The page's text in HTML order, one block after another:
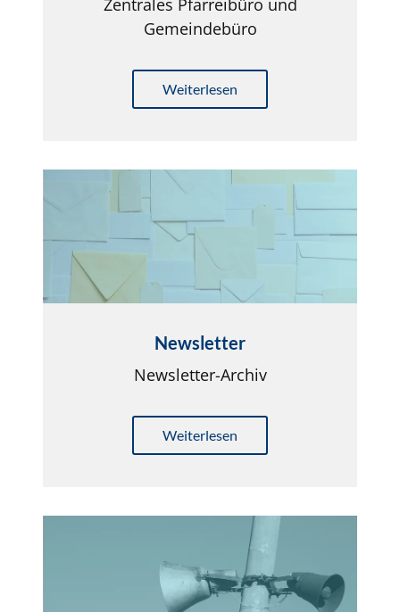
Gemeindebüro
Weiterlesen
Newsletter
Newsletter-Archiv
Weiterlesen